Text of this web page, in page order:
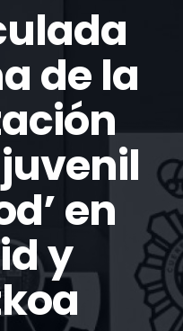
de la
en
y